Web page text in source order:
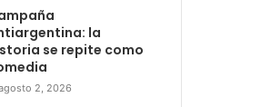
la
se repite como
2, 2026